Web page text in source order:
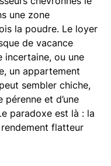
une zone
la poudre. Le loyer
de vacance
incertaine, ou une
un appartement
sembler chiche,
pérenne et d’une
paradoxe est là : la
flatteur